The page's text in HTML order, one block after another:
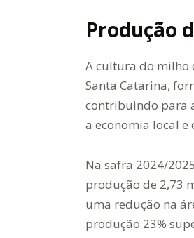
Produção
A cultura do milho
Santa Catarina,
contribuindo para
a economia local e
Na safra 2024/
produção de 2,73
uma redução na
produção 23%